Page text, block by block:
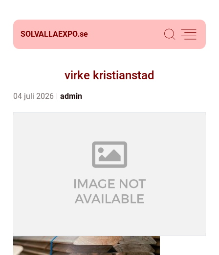
SOLVALLAEXPO.se
virke kristianstad
04 juli 2026 admin